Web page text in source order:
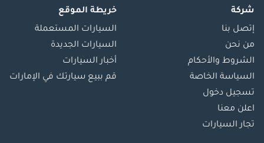
شركة
إتصل بنا
من نحن
الشروط والأحكام
السياسة الخاصة
تسجيل دخول
اعلن معنا
تجار السيارات
خريطة الموقع
السيارات المستعملة
السيارات الجديدة
أخبار السيارات
قم ببيع سيارتك في الإمارات